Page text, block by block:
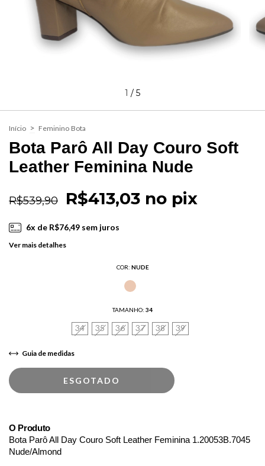
1 / 5
Início > Feminino Bota
Bota Parô All Day Couro Soft
Leather Feminina Nude
R$539,90 R$413,03 no pix
6x de R$76,49sem juros
Ver mais detalhes
COR: NUDE
TAMANHO: 34
34 35 36 37 38 39
Guia de medidas
O Produto
Bota Parô All Day Couro Soft Leather Feminina 1.20053B.7045
Nude/Almond